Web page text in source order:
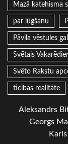
Mazā katehisma
par lūgšanu
Pāvila vēstules
Svētais
Svēto Rakstu
ticības realitāte
Aleksandrs
Georgs